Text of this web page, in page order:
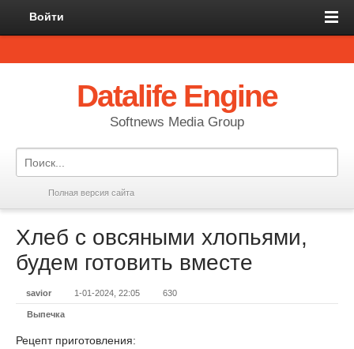
Войти
Datalife Engine
Softnews Media Group
Полная версия сайта
Хлеб с овсяными хлопьями,
будем готовить вместе
savior 1-01-2024, 22:05 630
Выпечка
Рецепт приготовления: